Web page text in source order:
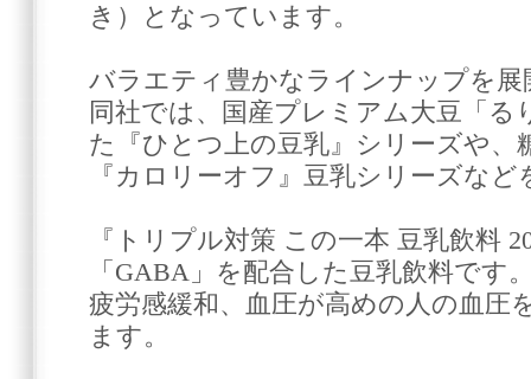
き）となっています。
バラエティ豊かなラインナップを展
同社では、国産プレミアム大豆「る
た『ひとつ上の豆乳』シリーズや、
『カロリーオフ』豆乳シリーズな
『トリプル対策 この一本 豆乳飲料
「GABA」を配合した豆乳飲料です
疲労感緩和、血圧が高めの人の血圧
ます。